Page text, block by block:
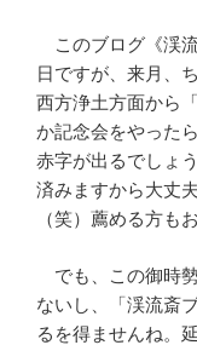
このブログ《渓
日ですが、来月、
西方浄土方面から
か記念会をやった
赤字が出るでしょ
済みますから大丈
（笑）薦める方も
でも、この御時
ないし、「渓流斎
るを得ませんね。